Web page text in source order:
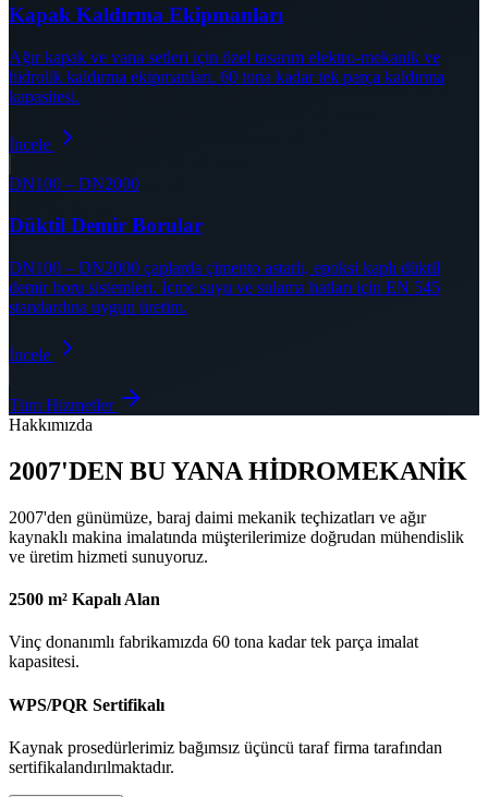
Kapak Kaldırma Ekipmanları
Ağır kapak ve vana setleri için özel tasarım elektro-mekanik ve
hidrolik kaldırma ekipmanları. 60 tona kadar tek parça kaldırma
kapasitesi.
İncele
DN100 – DN2000
Düktil Demir Borular
DN100 – DN2000 çaplarda çimento astarlı, epoksi kaplı düktil
demir boru sistemleri. İçme suyu ve sulama hatları için EN 545
standardına uygun üretim.
İncele
Tüm Hizmetler
Hakkımızda
2007'DEN BU YANA HİDROMEKANİK
2007'den günümüze, baraj daimi mekanik teçhizatları ve ağır
kaynaklı makina imalatında müşterilerimize doğrudan mühendislik
ve üretim hizmeti sunuyoruz.
2500 m² Kapalı Alan
Vinç donanımlı fabrikamızda 60 tona kadar tek parça imalat
kapasitesi.
WPS/PQR Sertifikalı
Kaynak prosedürlerimiz bağımsız üçüncü taraf firma tarafından
sertifikalandırılmaktadır.